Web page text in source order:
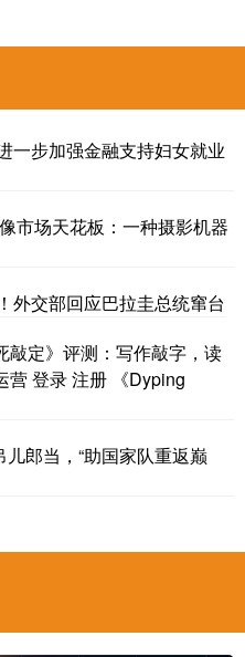
一步加强金融支持妇女就业
市场天花板：一种摄影机器
外交部回应巴拉圭总统窜台
敲定》评测：写作敲字，读
营 登录 注册 《Dyping
郎当，“助国家队重返巅